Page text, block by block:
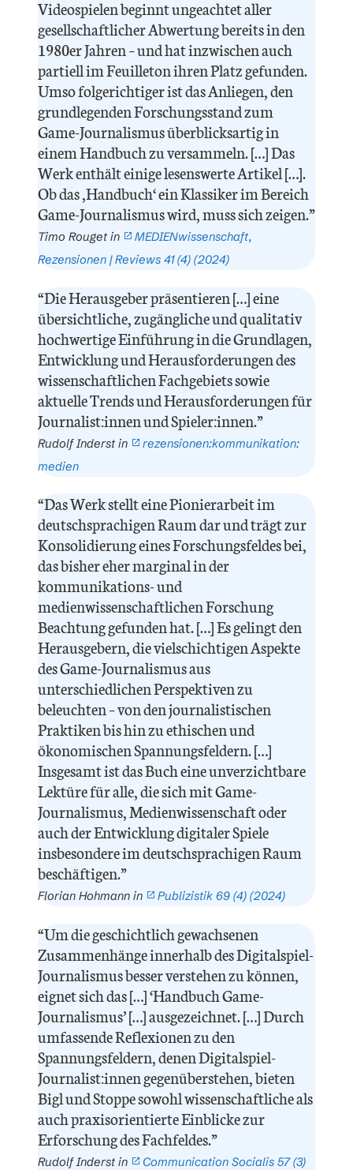
Videospielen beginnt ungeachtet aller
gesellschaftlicher Abwertung bereits in den
1980er Jahren – und hat inzwischen auch
partiell im Feuilleton ihren Platz gefunden.
Umso folgerichtiger ist das Anliegen, den
grundlegenden Forschungsstand zum
Game-Journalismus überblicksartig in
einem Handbuch zu versammeln. […] Das
Werk enthält einige lesenswerte Artikel […].
Ob das ,Handbuch‘ ein Klassiker im Bereich
Game-Journalismus wird, muss sich zeigen.”
Timo Rouget in
MEDIENwissenschaft,
Rezensionen | Reviews 41 (4) (2024)
“Die Herausgeber präsentieren […] eine
übersichtliche, zugängliche und qualitativ
hochwertige Einführung in die Grundlagen,
Entwicklung und Herausforderungen des
wissenschaftlichen Fachgebiets sowie
aktuelle Trends und Herausforderungen für
Journalist:innen und Spieler:innen.”
Rudolf Inderst in rezensionen:kommunikation:
medien
“Das Werk stellt eine Pionierarbeit im
deutschsprachigen Raum dar und trägt zur
Konsolidierung eines Forschungsfeldes bei,
das bisher eher marginal in der
kommunikations- und
medienwissenschaftlichen Forschung
Beachtung gefunden hat. […] Es gelingt den
Herausgebern, die vielschichtigen Aspekte
des Game-Journalismus aus
unterschiedlichen Perspektiven zu
beleuchten – von den journalistischen
Praktiken bis hin zu ethischen und
ökonomischen Spannungsfeldern. […]
Insgesamt ist das Buch eine unverzichtbare
Lektüre für alle, die sich mit Game-
Journalismus, Medienwissenschaft oder
auch der Entwicklung digitaler Spiele
insbesondere im deutschsprachigen Raum
beschäftigen.”
Florian Hohmann in Publizistik 69 (4) (2024)
“Um die geschichtlich gewachsenen
Zusammenhänge innerhalb des Digitalspiel-
Journalismus besser verstehen zu können,
eignet sich das […] ‘Handbuch Game-
Journalismus’ […] ausgezeichnet. […] Durch
umfassende Reflexionen zu den
Spannungsfeldern, denen Digitalspiel-
Journalist:innen gegenüberstehen, bieten
Bigl und Stoppe sowohl wissenschaftliche als
auch praxisorientierte Einblicke zur
Erforschung des Fachfeldes.”
Rudolf Inderst in
Communication Socialis 57 (3)